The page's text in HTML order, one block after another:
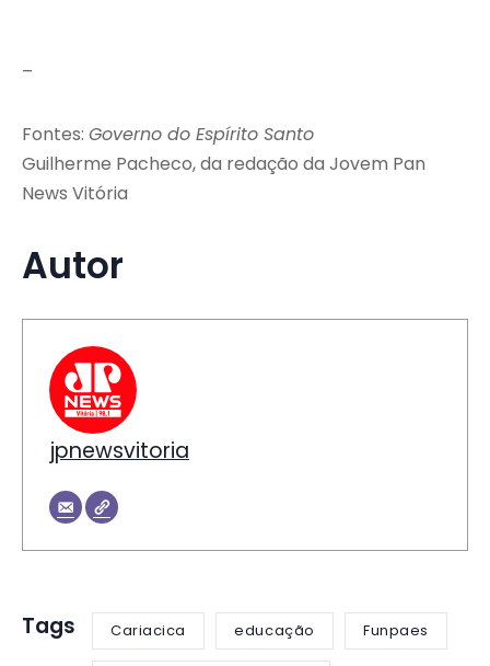
–
Fontes: Governo do Espírito Santo
Guilherme Pacheco, da redação da Jovem Pan
News Vitória
Autor
jpnewsvitoria
Tags Cariacica educação Funpaes